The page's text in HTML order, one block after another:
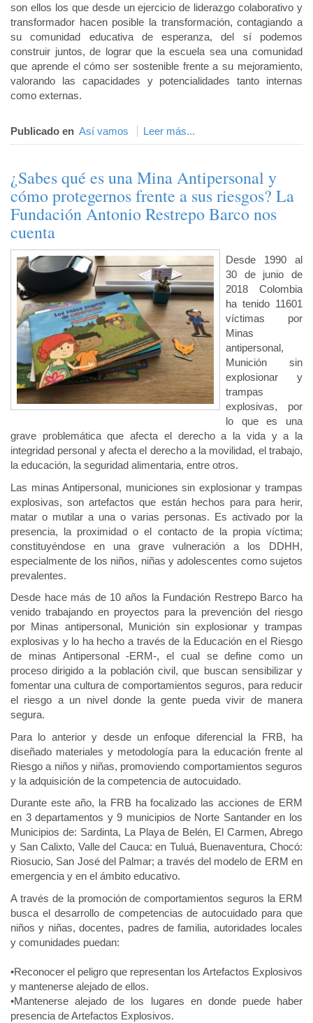
son ellos los que desde un ejercicio de liderazgo colaborativo y
transformador hacen posible la transformación, contagiando a
su comunidad educativa de esperanza, del sí podemos
construir juntos, de lograr que la escuela sea una comunidad
que aprende el cómo ser sostenible frente a su mejoramiento,
valorando las capacidades y potencialidades tanto internas
como externas.
Publicado en Así vamos Leer más...
¿Sabes qué es una Mina Antipersonal y
cómo protegernos frente a sus riesgos? La
Fundación Antonio Restrepo Barco nos
cuenta
Desde 1990 al
30 de junio de
2018 Colombia
ha tenido 11601
víctimas por
Minas
antipersonal,
Munición sin
explosionar y
trampas
explosivas, por
lo que es una
grave problemática que afecta el derecho a la vida y a la
integridad personal y afecta el derecho a la movilidad, el trabajo,
la educación, la seguridad alimentaria, entre otros.
Las minas Antipersonal, municiones sin explosionar y trampas
explosivas, son artefactos que están hechos para para herir,
matar o mutilar a una o varias personas. Es activado por la
presencia, la proximidad o el contacto de la propia víctima;
constituyéndose en una grave vulneración a los DDHH,
especialmente de los niños, niñas y adolescentes como sujetos
prevalentes.
Desde hace más de 10 años la Fundación Restrepo Barco ha
venido trabajando en proyectos para la prevención del riesgo
por Minas antipersonal, Munición sin explosionar y trampas
explosivas y lo ha hecho a través de la Educación en el Riesgo
de minas Antipersonal -ERM-, el cual se define como un
proceso dirigido a la población civil, que buscan sensibilizar y
fomentar una cultura de comportamientos seguros, para reducir
el riesgo a un nivel donde la gente pueda vivir de manera
segura.
Para lo anterior y desde un enfoque diferencial la FRB, ha
diseñado materiales y metodología para la educación frente al
Riesgo a niños y niñas, promoviendo comportamientos seguros
y la adquisición de la competencia de autocuidado.
Durante este año, la FRB ha focalizado las acciones de ERM
en 3 departamentos y 9 municipios de Norte Santander en los
Municipios de: Sardinta, La Playa de Belén, El Carmen, Abrego
y San Calixto, Valle del Cauca: en Tuluá, Buenaventura, Chocó:
Riosucio, San José del Palmar; a través del modelo de ERM en
emergencia y en el ámbito educativo.
A través de la promoción de comportamientos seguros la ERM
busca el desarrollo de competencias de autocuidado para que
niños y niñas, docentes, padres de familia, autoridades locales
y comunidades puedan:
•Reconocer el peligro que representan los Artefactos Explosivos
y mantenerse alejado de ellos.
•Mantenerse alejado de los lugares en donde puede haber
presencia de Artefactos Explosivos.